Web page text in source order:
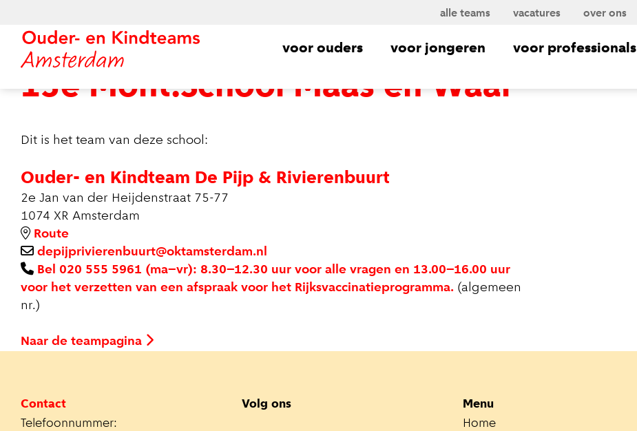
alle teams vacatures over ons
voor ouders voor jongeren voor professionals
15e Mont.School Maas en Waal
Dit is het team van deze school:
Ouder- en Kindteam De Pijp & Rivierenbuurt
2e Jan van der Heijdenstraat 75-77
1074 XR Amsterdam
Route
depijprivierenbuurt@oktamsterdam.nl
Bel 020 555 5961 (ma–vr): 8.30–12.30 uur voor alle vragen en 13.00–16.00 uur
voor het verzetten van een afspraak voor het Rijksvaccinatieprogramma. (algemeen
nr.)
Naar de teampagina
Contact
Telefoonnummer:
Volg ons
Menu
Home